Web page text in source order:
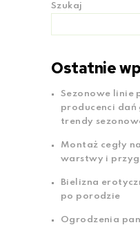
Szukaj
Ostatnie
Sezonowe
producenci
trendy
Montaż cegły
warstwy i
Bielizna
po porodzie
Ogrodzenia